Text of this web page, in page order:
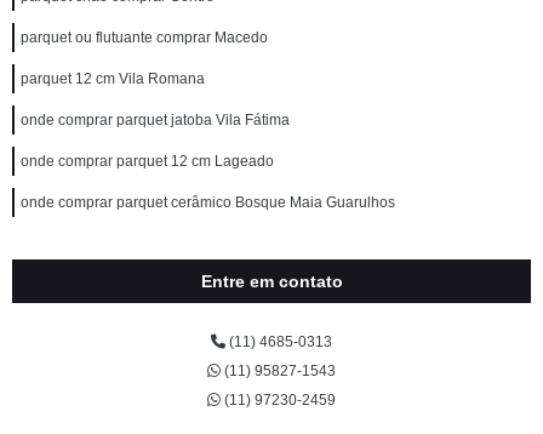
parquet ou flutuante comprar Macedo
parquet 12 cm Vila Romana
onde comprar parquet jatoba Vila Fátima
onde comprar parquet 12 cm Lageado
onde comprar parquet cerâmico Bosque Maia Guarulhos
Entre em contato
(11) 4685-0313
(11) 95827-1543
(11) 97230-2459